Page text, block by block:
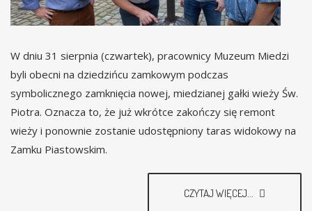
W dniu 31 sierpnia (czwartek), pracownicy Muzeum Miedzi
byli obecni na dziedzińcu zamkowym podczas
symbolicznego zamknięcia nowej, miedzianej gałki wieży Św.
Piotra. Oznacza to, że już wkrótce zakończy się remont
wieży i ponownie zostanie udostępniony taras widokowy na
Zamku Piastowskim.
CZYTAJ WIĘCEJ...